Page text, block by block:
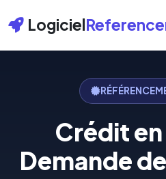
Logiciel
Crédit
Demande